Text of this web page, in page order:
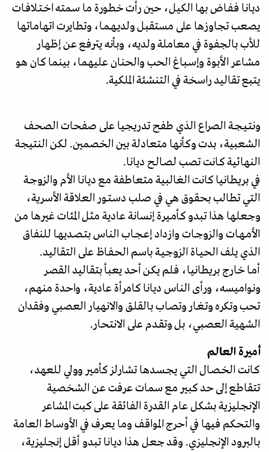
ديانا فـفـاض بها الكيل، حين رأت خطورة ما سمته اخـتـلافـات
يصعب تجاوزها على مستقبل ولديـهـمـا، وتطايرت اتهاماتها
للأب بالجفوة في معاملة ولديه، وبأنه يترفع عن إظهار
مشاعر الأبوة وإسـبـاغ الحب والحنان عليهما، بينما كان هو
يتبع تقاليد راسخة في التنشئة الملكية.
ونتـيـجـة الصراع الذي طفح تدريجيا على صفحات الصحف
الشعبية، بدت وكأنها متعادلة بين الخصمين. لكن النتيجة
النهائية كـانت تصب لصـالـح ديانا.
في بريطانيا كانت الغالبية متعاطفة مع ديانا الأم والزوجـة
التي تطالب بحقوق هي في صلب دسـتـور العلاقة الأسرية،
وجعلها هذا تبدو كـأمـيـرة إنسانة عادية مثل المئات غيرها من
الأمـهـات والزوجـات وازداد إعـجـاب الناس بتـصـديهـا للنفاق
الذي يلف الحيـاة الزوجيـة باسم الحـفـاظ على التقاليد.
أمـا خارج بريطانيا، فلم يكن أحد يعبأ بتقاليد القصـر
ونواميسه، ورأی الناس ديانا كامرأة عادية، واحدة منهم،
تحب وتكره وتـغـار وتصـاب بالقلق والانهيار العصبي وفقدان
الشهية العصبي، بل وتقـدم على الانتحار.
أميرة العالم
كـانت الخـصـال التي يجـسـدها تشارلز كأمير وولي للعهد،
تتقاطع إلى حد كبير مع سمات عرفت عن الشخصية
الإنجليزية بشكل عام القدرة الفائقة على كبت المشاعر
والتحكم فيها في أحرج المواقف وما يعرف في الأوساط العامة
بالبرود الإنجليزي. وقد جعل هذا ديانا تبدو أقل إنجليزية،